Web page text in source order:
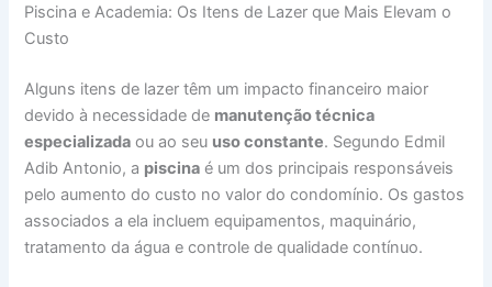
Piscina e Academia: Os Itens de Lazer que Mais Elevam o
Custo
Alguns itens de lazer têm um impacto financeiro maior
devido à necessidade de manutenção técnica
especializada ou ao seu uso constante. Segundo Edmil
Adib Antonio, a piscina é um dos principais responsáveis
pelo aumento do custo no valor do condomínio. Os gastos
associados a ela incluem equipamentos, maquinário,
tratamento da água e controle de qualidade contínuo.